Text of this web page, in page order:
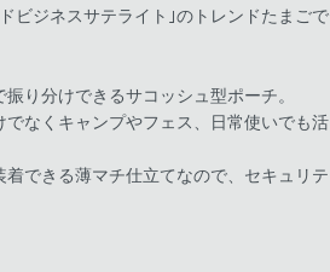
ビジネスサテライト｣のトレンドたまごで
り分けできるサコッシュ型ポーチ。
でなくキャンプやフェス、日常使いでも活
着できる薄マチ仕立てなので、セキュリテ